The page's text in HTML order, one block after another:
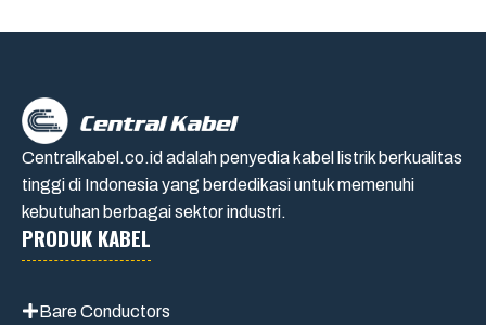
Centralkabel.co.id adalah penyedia kabel listrik berkualitas
tinggi di Indonesia yang berdedikasi untuk memenuhi
kebutuhan berbagai sektor industri.
PRODUK KABEL
Bare Conductors